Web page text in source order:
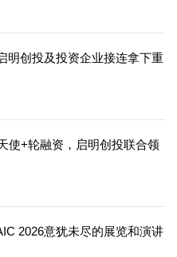
明创投及投资企业接连拿下重
使+轮融资，启明创投联合领
2026意犹未尽的展览和演讲